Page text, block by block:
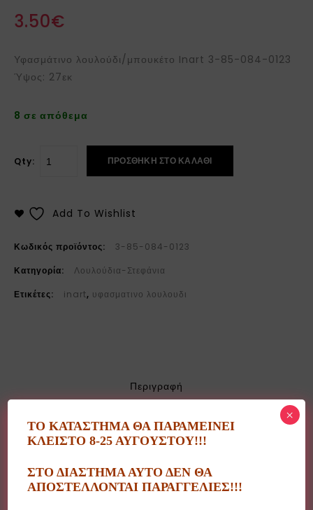
3.50€
Υφασμάτινο λουλούδι/μπουκέτο Inart 3-85-084-0123
Ύψος: 27εκ
8 σε απόθεμα
Qty: ΠΡΟΣΘΉΚΗ ΣΤΟ ΚΑΛΆΘΙ
Add To Wishlist
Κωδικός προϊόντος:
3-85-084-0123
Κατηγορία:
Λουλούδια-Στεφάνια
Ετικέτες:
inart, υφασματινο λουλουδι
Περιγραφή
Υφασμάτινο λουλούδι/μπουκέτο Inart 3-85-
Ύψος: 27εκ
ΤΟ ΚΑΤΑΣΤΗΜΑ ΘΑ ΠΑΡΑΜΕΙΝΕΙ
ΚΛΕΙΣΤΟ 8-25 ΑΥΓΟΥΣΤΟΥ!!!
ΣΤΟ ΔΙΑΣΤΗΜΑ ΑΥΤΟ ΔΕΝ ΘΑ
ΑΠΟΣΤΕΛΛΟΝΤΑΙ ΠΑΡΑΓΓΕΛΙΕΣ!!!
×